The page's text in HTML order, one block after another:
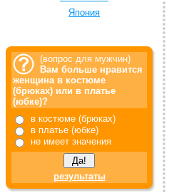
Япония
(вопрос для мужчин)
Вам больше нравится
женщина в костюме
(брюках) или в платье
(юбке)?
в костюме (брюках)
в платье (юбке)
не имеет значения
результаты